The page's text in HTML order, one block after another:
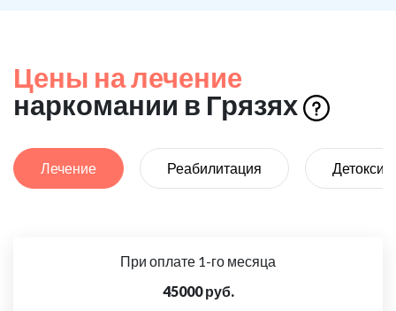
Цены на лечение
наркомании в Грязях
Лечение Реабилитация
При оплате 1-го месяца
45000 руб.